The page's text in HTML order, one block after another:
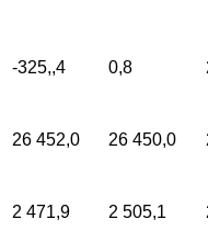
-325,,4 0,8
26 452,0 26 450,0
2 471,9 2 505,1